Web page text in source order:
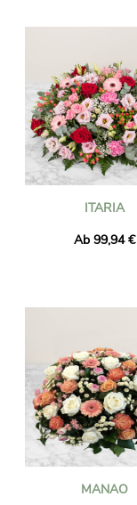
ITARIA
Ab 99,94 €
MANAO